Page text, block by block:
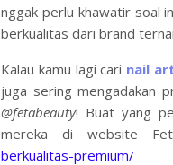
nggak perlu khawatir soal
berkualitas dari brand
Kalau kamu lagi cari nail
juga sering mengadakan
@fetabeauty! Buat yang
mereka di website
berkualitas-premium/